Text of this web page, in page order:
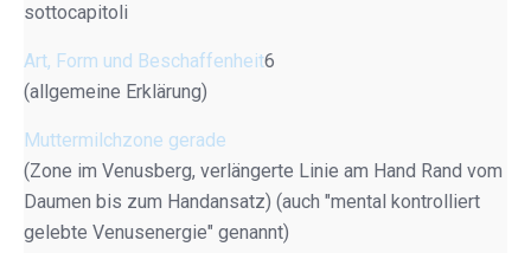
sottocapitoli
Art, Form und Beschaffenheit6
(allgemeine Erklärung)
Muttermilchzone gerade
(Zone im Venusberg, verlängerte Linie am Hand Rand vom
Daumen bis zum Handansatz) (auch "mental kontrolliert
gelebte Venusenergie" genannt)